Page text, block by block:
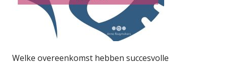
Welke overeenkomst hebben succesvolle